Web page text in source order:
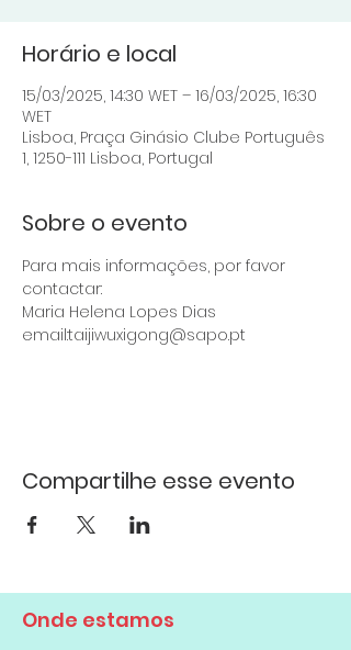
Horário e local
15/03/2025, 14:30 WET – 16/03/2025, 16:30
WET
Lisboa, Praça Ginásio Clube Português
1, 1250-111 Lisboa, Portugal
Sobre o evento
Para mais informações, por favor
contactar:
Maria Helena Lopes Dias
email:taijiwuxigong@sapo.pt
Compartilhe esse evento
Onde estamos